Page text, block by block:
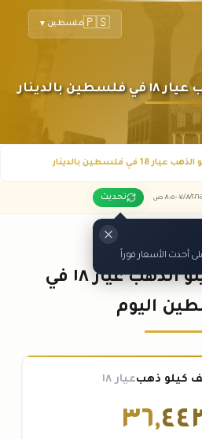
🇵🇸فلسطين ▼
بالدينار
في فلسطين بالدينار
/٠٨/٢٠٢٦ - ٠٨:٠٥ ص تحديث
أحدث الأسعار فوراً
سعر نصف كيلو الذهب عيار ١٨ في
اليوم
كيلو ذهبعيار ١٨
٣٦,